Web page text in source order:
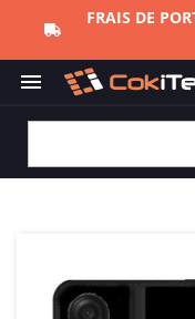
FRAIS DE
